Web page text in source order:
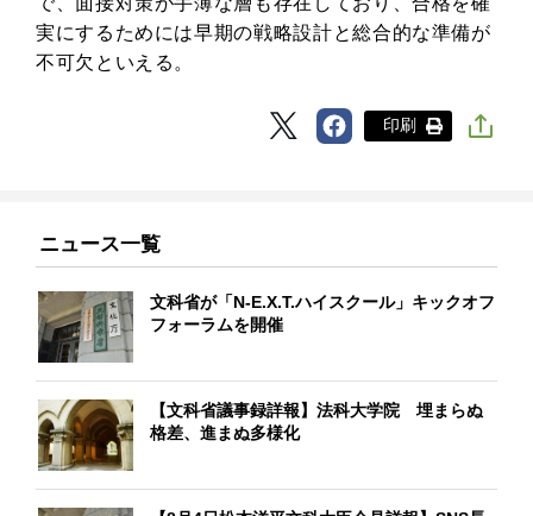
実にするためには早期の戦略設計と総合的な準備が
不可欠といえる。
印刷
ニュース一覧
文科省が「N-E.X.T.ハイスクール」キックオフ
フォーラムを開催
【文科省議事録詳報】法科大学院 埋まらぬ
格差、進まぬ多様化